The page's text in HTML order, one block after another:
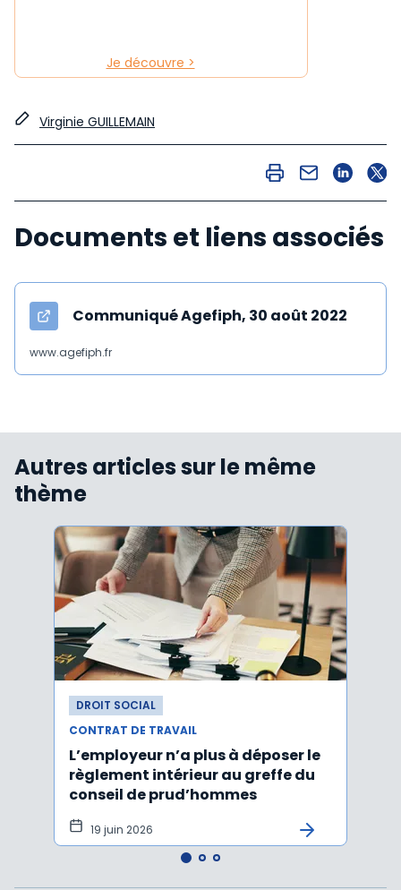
Je découvre >
Virginie GUILLEMAIN
Documents et liens associés
Communiqué Agefiph, 30 août 2022
www.agefiph.fr
Autres articles sur le même
thème
DROIT SOCIAL
CONTRAT DE TRAVAIL
L’employeur n’a plus à déposer le
règlement intérieur au greffe du
conseil de prud’hommes
19 juin 2026